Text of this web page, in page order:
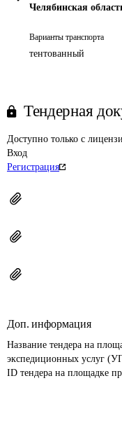
Челябинская
Варианты транспорта
тентованный
Тендерная
Доступно только с
Вход
Регистрация
Доп. информация
Название тендера на
экспедиционных услуг
ID тендера на площадке